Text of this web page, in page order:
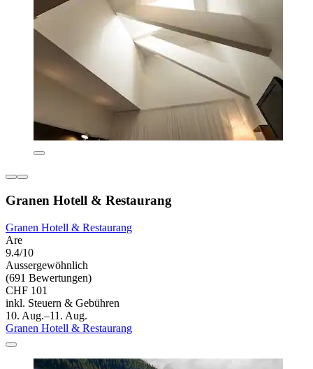
Granen Hotell & Restaurang
Granen Hotell & Restaurang
Are
9.4/10
Aussergewöhnlich
(691 Bewertungen)
CHF 101
inkl. Steuern & Gebühren
10. Aug.–11. Aug.
Granen Hotell & Restaurang